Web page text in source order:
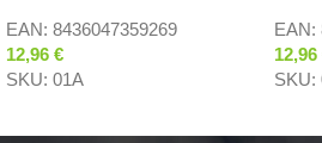
EAN: 8436047359269
12,96 €
SKU: 01A
EAN:
12,96
SKU: